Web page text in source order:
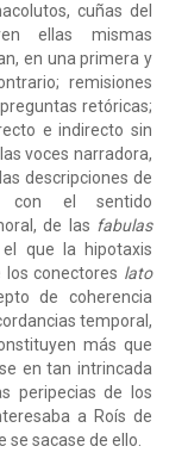
cuñas del
ellas mismas
en una primera y
remisiones
retóricas;
e indirecto sin
voces narradora,
descripciones de
con el sentido
de las fabulas
que la hipotaxis
conectores lato
de coherencia
temporal,
más que
en tan intrincada
peripecias de los
a Roís de
se sacase de ello.